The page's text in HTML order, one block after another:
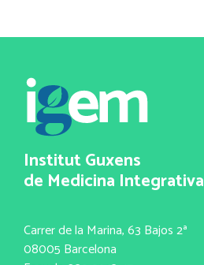
Institut Guxens
de Medicina Integrativa
Carrer de la Marina, 63 Bajos 2ª
08005 Barcelona